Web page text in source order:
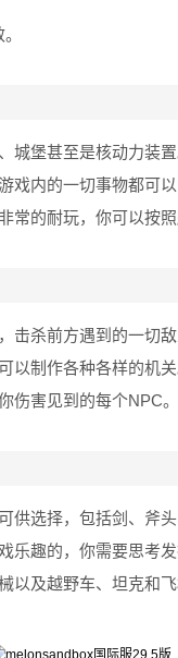
城堡甚至是核动力装置
戏内的一切事物都可以
常的耐玩，你可以按照
击杀前方遇到的一切敌
以制作各种各样的机关
伤害见到的每个NPC。
供选择，包括剑、斧头
乐趣的，你需要思考发
以及越野车、坦克和飞